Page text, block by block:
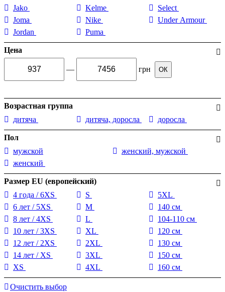
Jako
Joma
Jordan
Kelme
Nike
Puma
Select
Under Armour
Цена
— грн ОК
Возрастная группа
дитяча
дитяча, доросла доросла
Пол
мужской
женский
женский, мужской
Размер EU (европейский)
4 года / 6XS
6 лет / 5XS
8 лет / 4XS
10 лет / 3XS
12 лет / 2XS
14 лет / XS
XS
S
M
L
XL
2XL
3XL
4XL
5XL
140 см
104-110 см
120 см
130 см
150 см
160 см
Очистить выбор